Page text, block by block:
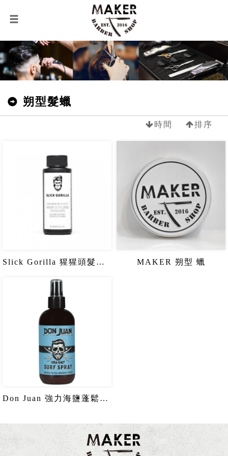
朔型髮蠟
時間 排序
Slick Gorilla 猩猩頭髮塑型粉 MAKER 朔型 蠟
Don Juan 強力海鹽蓬鬆噴霧